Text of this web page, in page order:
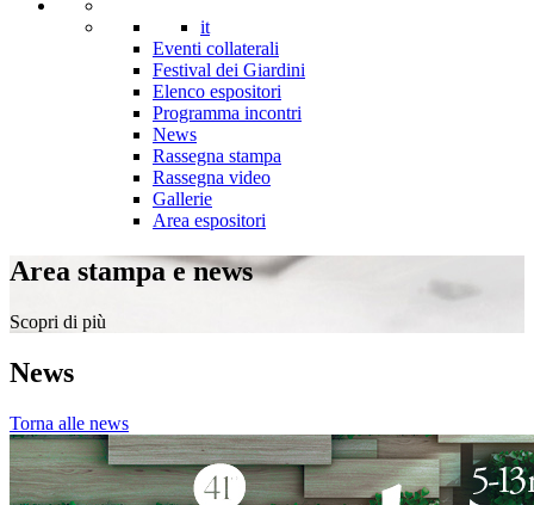
it
Eventi collaterali
Festival dei Giardini
Elenco espositori
Programma incontri
News
Rassegna stampa
Rassegna video
Gallerie
Area espositori
Area stampa e news
Scopri di più
News
Torna alle news